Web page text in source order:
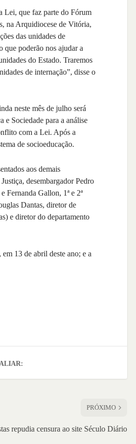
Lei, que faz parte do Fórum
na Arquidiocese de Vitória,
das unidades de
que poderão nos ajudar a
do Estado. Traremos
de internação”, disse o
neste mês de julho será
e Sociedade para a análise
com a Lei. Após a
de socioeducação.
aos demais
desembargador Pedro
Fernanda Gallon, 1ª e 2ª
Dantas, diretor de
e diretor do departamento
13 de abril deste ano; e a
PRÓXIMO
repudia censura ao site Século Diário